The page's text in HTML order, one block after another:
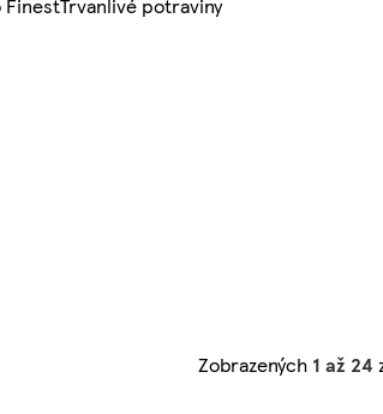
FinestTrvanlivé potraviny
Zobrazených 1 až 24